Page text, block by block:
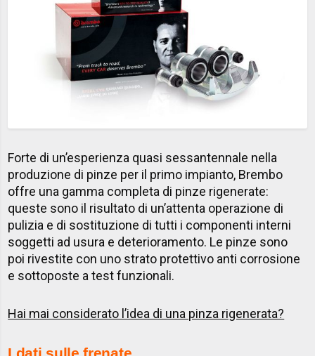
Forte di un’esperienza quasi sessantennale nella
produzione di pinze per il primo impianto, Brembo
offre una gamma completa di pinze rigenerate:
queste sono il risultato di un’attenta operazione di
pulizia e di sostituzione di tutti i componenti interni
soggetti ad usura e deterioramento. Le pinze sono
poi rivestite con uno strato protettivo anti corrosione
e sottoposte a test funzionali. ​
Hai mai considerato l’idea di una pinza rigenerata?​​​​